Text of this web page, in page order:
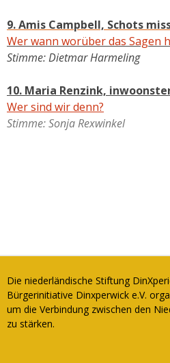
9. Amis Campbell, Schots
Wer wann worüber das Sagen
Stimme: Dietmar Harmeling
10. Maria Renzink,
Wer sind wir denn?
Stimme: Sonja Rexwinkel
Die niederländische Stiftung
Bürgerinitiative Dinxperwick e.V.
um die Verbindung zwischen den
zu stärken.